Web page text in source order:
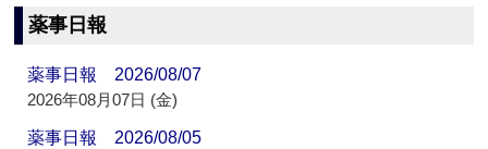
薬事日報
薬事日報 2026/08/07
2026年08月07日 (金)
薬事日報 2026/08/05